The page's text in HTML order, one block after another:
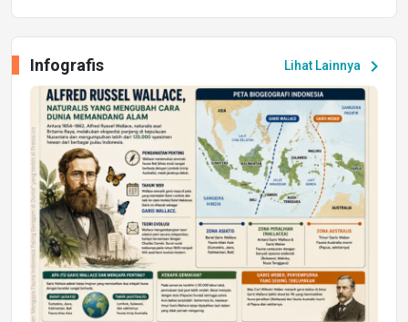
Peluang Kerja dan Magang
Jumat, 17 Jul 2026 22:30
DAERAH
Astra Motor Kalimantan Timur 2 Dukung
Mahasiswa Samarinda dalam Astra
Honda SDGs Future Leaders 2026
Jumat, 10 Jul 2026 19:01
Lihat Lainnya chevron_right
Infografis